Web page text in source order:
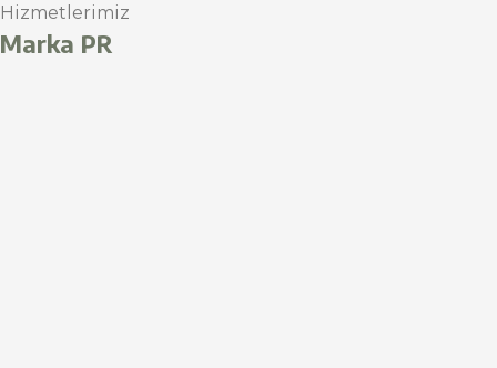
Hizmetlerimiz
Marka PR